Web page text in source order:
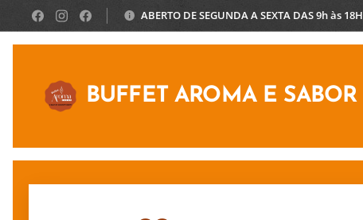
ABERTO DE SEGUNDA A SEXTA DAS 9h às 18H
BUFFET AROMA E SABOR